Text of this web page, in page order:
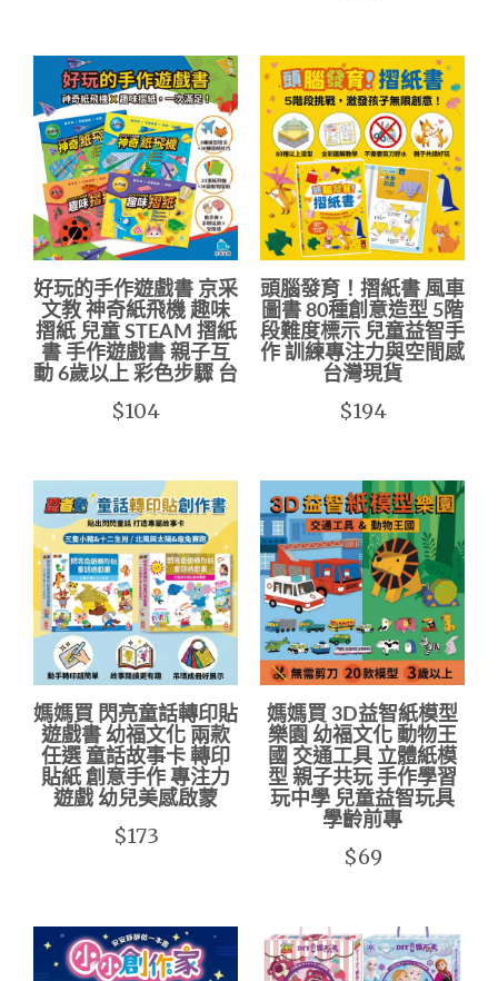
好玩的手作遊戲書 京采
文教 神奇紙飛機 趣味
摺紙 兒童 STEAM 摺紙
書 手作遊戲書 親子互
動 6歲以上 彩色步驟 台
$104
頭腦發育！摺紙書 風車
圖書 80種創意造型 5階
段難度標示 兒童益智手
作 訓練專注力與空間感
台灣現貨
$194
媽媽買 閃亮童話轉印貼
遊戲書 幼福文化 兩款
任選 童話故事卡 轉印
貼紙 創意手作 專注力
遊戲 幼兒美感啟蒙
$173
媽媽買 3D益智紙模型
樂園 幼福文化 動物王
國 交通工具 立體紙模
型 親子共玩 手作學習
玩中學 兒童益智玩具
學齡前專
$69